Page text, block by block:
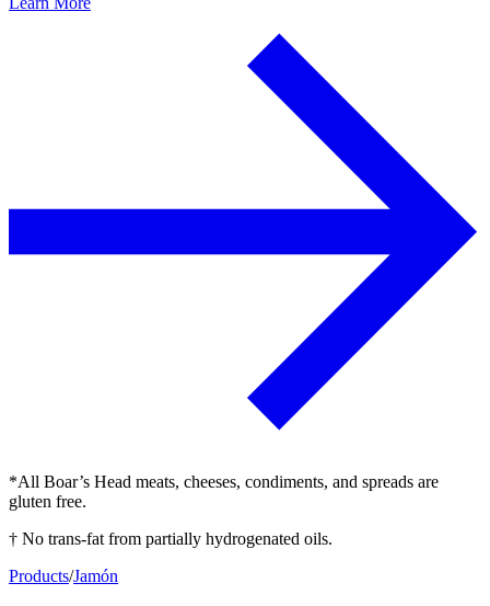
*All Boar’s Head meats, cheeses, condiments, and spreads are
gluten free.
† No trans-fat from partially hydrogenated oils.
Products/Jamón